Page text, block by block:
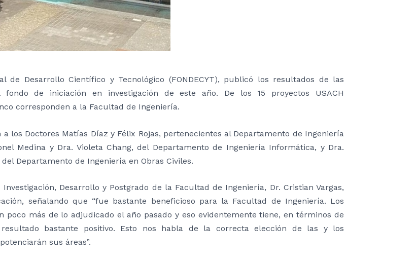
de Desarrollo Científico y Tecnológico (FONDECYT), publicó los resultados de las
fondo de iniciación en investigación de este año. De los 15 proyectos USACH
corresponden a la Facultad de Ingeniería.
a los Doctores Matías Díaz y Félix Rojas, pertenecientes al Departamento de Ingeniería
Medina y Dra. Violeta Chang, del Departamento de Ingeniería Informática, y Dra.
Departamento de Ingeniería en Obras Civiles.
Investigación, Desarrollo y Postgrado de la Facultad de Ingeniería, Dr. Cristian Vargas,
señalando que “fue bastante beneficioso para la Facultad de Ingeniería. Los
poco más de lo adjudicado el año pasado y eso evidentemente tiene, en términos de
bastante positivo. Esto nos habla de la correcta elección de las y los
sus áreas”.